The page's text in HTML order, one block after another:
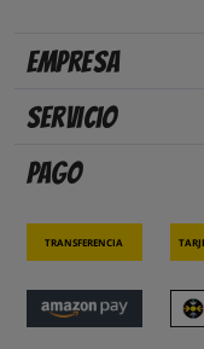
Empresa
Servicio
Pago
Transferencia